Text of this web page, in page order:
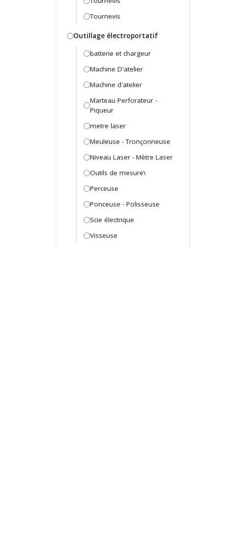
Tournevis
Outillage électroportatif
batterie et chargeur
Machine D'atelier
Machine d'atelier
Marteau Perforateur -
Piqueur
metre laser
Meuleuse - Tronçonneuse
Niveau Laser - Mètre Laser
Outils de mesure\
Perceuse
Ponceuse - Polisseuse
Scie électrique
Visseuse